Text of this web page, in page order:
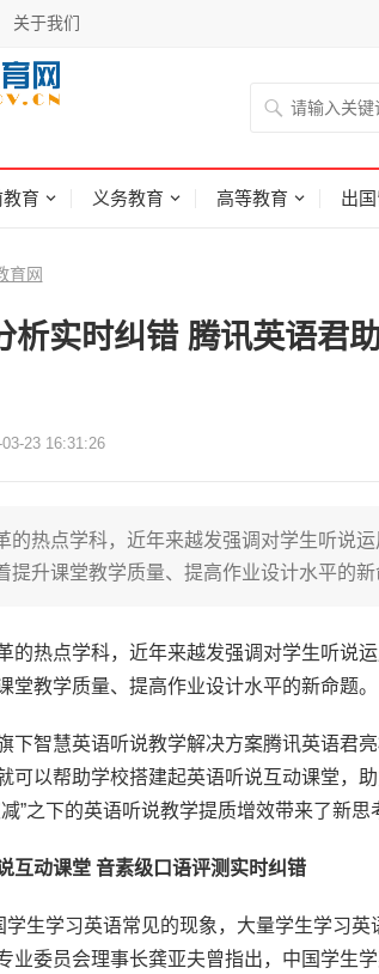
关于我们
育 义务教育 高等教育 出
育网
析实时纠错 腾讯英语君
23 16:31:26
的热点学科，近年来越发强调对学生听说
提升课堂教学质量、提高作业设计水平的
的热点学科，近年来越发强调对学生听说
堂教学质量、提高作业设计水平的新命题。
下智慧英语听说教学解决方案腾讯英语君
可以帮助学校搭建起英语听说互动课堂，
”之下的英语听说教学提质增效带来了新思
互动课堂 音素级口语评测实时纠错
学生学习英语常见的现象，大量学生学习
业委员会理事长龚亚夫曾指出，中国学生